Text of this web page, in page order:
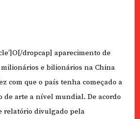
dropcap] aparecimento de
e bilionários na China
com que o país tenha começado a
de arte a nível mundial. De acordo
relatório divulgado pela